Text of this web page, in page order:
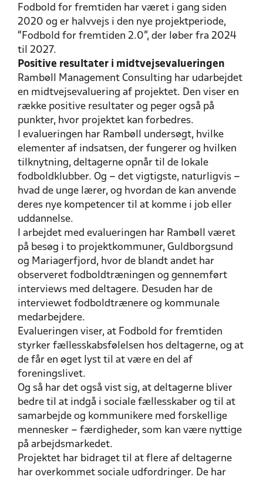
Fodbold for fremtiden har været i gang siden
2020 og er halvvejs i den nye projektperiode,
“Fodbold for fremtiden 2.0”, der løber fra 2024
til 2027.
Positive resultater i midtvejsevalueringen
Rambøll Management Consulting har udarbejdet
en midtvejsevaluering af projektet. Den viser en
række positive resultater og peger også på
punkter, hvor projektet kan forbedres.
I evalueringen har Rambøll undersøgt, hvilke
elementer af indsatsen, der fungerer og hvilken
tilknytning, deltagerne opnår til de lokale
fodboldklubber. Og – det vigtigste, naturligvis –
hvad de unge lærer, og hvordan de kan anvende
deres nye kompetencer til at komme i job eller
uddannelse.
I arbejdet med evalueringen har Rambøll været
på besøg i to projektkommuner, Guldborgsund
og Mariagerfjord, hvor de blandt andet har
observeret fodboldtræningen og gennemført
interviews med deltagere. Desuden har de
interviewet fodboldtrænere og kommunale
medarbejdere.
Evalueringen viser, at Fodbold for fremtiden
styrker fællesskabsfølelsen hos deltagerne, og at
de får en øget lyst til at være en del af
foreningslivet.
Og så har det også vist sig, at deltagerne bliver
bedre til at indgå i sociale fællesskaber og til at
samarbejde og kommunikere med forskellige
mennesker – færdigheder, som kan være nyttige
på arbejdsmarkedet.
Projektet har bidraget til at flere af deltagerne
har overkommet sociale udfordringer. De har